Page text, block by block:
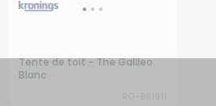
Tente de toit - The Galileo
Blanc